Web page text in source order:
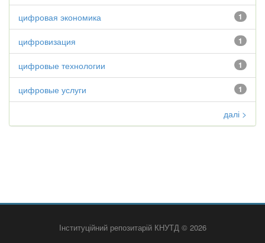
1
цифровая экономика
1
цифровизация
1
цифровые технологии
1
цифровые услуги
далі >
Інституційний репозитарій КНУТД © 2026